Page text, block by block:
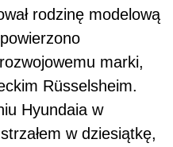
rodzinę modelową
marki,
Rüsselsheim.
Hyundaia w
w dziesiątkę,